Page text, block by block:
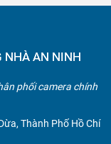
NHÀ AN NINH
phối camera chính
Thành Phố Hồ Chí